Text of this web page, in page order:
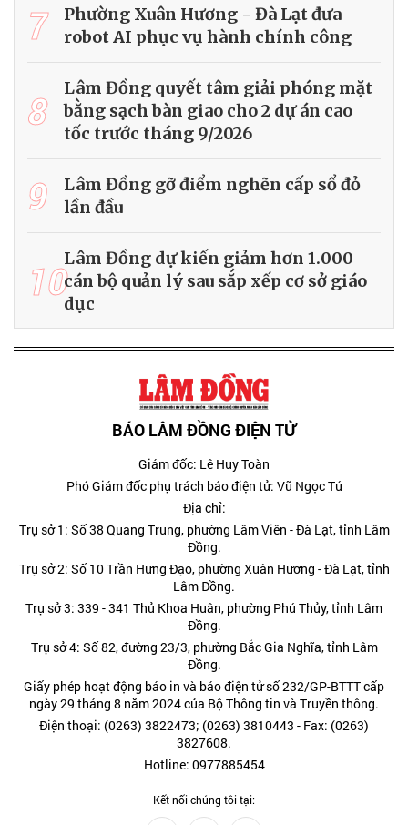
7
Phường Xuân Hương - Đà Lạt đưa
robot AI phục vụ hành chính công
8
Lâm Đồng quyết tâm giải phóng mặt
bằng sạch bàn giao cho 2 dự án cao
tốc trước tháng 9/2026
9
Lâm Đồng gỡ điểm nghẽn cấp sổ đỏ
lần đầu
10Lâm Đồng dự kiến giảm hơn 1.000
cán bộ quản lý sau sắp xếp cơ sở giáo
dục
BÁO LÂM ĐỒNG ĐIỆN TỬ
Giám đốc: Lê Huy Toàn
Phó Giám đốc phụ trách báo điện tử: Vũ Ngọc Tú
Địa chỉ:
Trụ sở 1: Số 38 Quang Trung, phường Lâm Viên - Đà Lạt, tỉnh Lâm
Đồng.
Trụ sở 2: Số 10 Trần Hưng Đạo, phường Xuân Hương - Đà Lạt, tỉnh
Lâm Đồng.
Trụ sở 3: 339 - 341 Thủ Khoa Huân, phường Phú Thủy, tỉnh Lâm
Đồng.
Trụ sở 4: Số 82, đường 23/3, phường Bắc Gia Nghĩa, tỉnh Lâm
Đồng.
Giấy phép hoạt động báo in và báo điện tử số 232/GP-BTTT cấp
ngày 29 tháng 8 năm 2024 của Bộ Thông tin và Truyền thông.
Điện thoại: (0263) 3822473; (0263) 3810443 - Fax: (0263)
3827608.
Hotline: 0977885454
Kết nối chúng tôi tại: